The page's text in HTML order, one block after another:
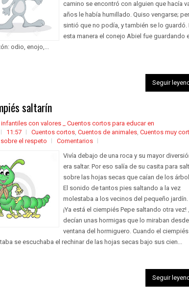
camino se encontró con alguien que hacía
años le había humillado. Quiso vengarse;
sintió que no podía, y también se lo guardó.
esta manera el conejo Abiel fue guardando
odio, enojo,...
Seguir
saltarín
con valores _ Cuentos cortos para educar en
11:57 Cuentos cortos, Cuentos de animales, Cuentos muy
el respeto
Comentarios
Vivía debajo de una roca y su mayor
era saltar. Por eso salía de su casita para
sobre las hojas secas que caían de los
El sonido de tantos pies saltando a la vez
molestaba a los vecinos del pequeño jardín. _
¡Ya está el ciempiés Pepe saltando otra vez! _
decían unas hormigas que lo miraban
ventana del hormiguero. Cuando el ciempiés
se escuchaba el rechinar de las hojas secas bajo sus cien...
Seguir